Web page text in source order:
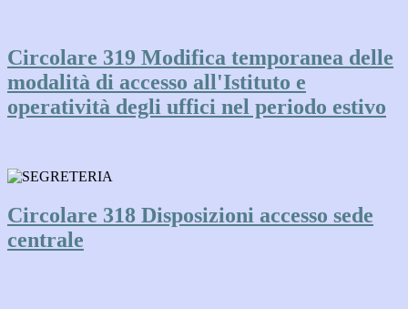
Circolare 319 Modifica temporanea delle
modalità di accesso all'Istituto e
operatività degli uffici nel periodo estivo
Circolare 318 Disposizioni accesso sede
centrale